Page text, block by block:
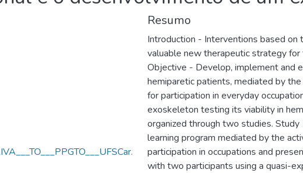
Resumo
Introduction - Interventions based
valuable new therapeutic strategy
Objective - Develop, implement and
hemiparetic patients, mediated by
for participation in everyday
exoskeleton testing its viability in
organized through two studies.
learning program mediated by the
participation in occupations and
with two participants using a quasi-